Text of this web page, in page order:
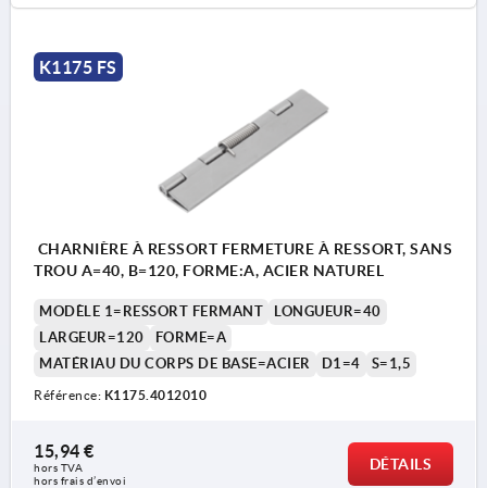
K1175 FS
CHARNIÈRE À RESSORT FERMETURE À RESSORT, SANS
TROU A=40, B=120, FORME:A, ACIER NATUREL
MODÈLE 1=RESSORT FERMANT
LONGUEUR=40
LARGEUR=120
FORME=A
MATÉRIAU DU CORPS DE BASE=ACIER
D1=4 S=1,5
Référence: K1175.4012010
15,94 €
hors TVA
hors frais d’envoi
DÉTAILS